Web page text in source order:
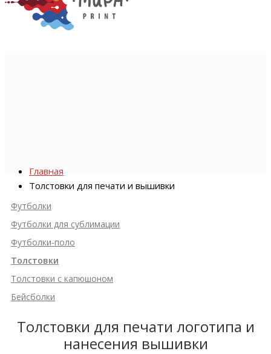
Главная
Толстовки для печати и вышивки
Футболки
Футболки для сублимации
Футболки-поло
Толстовки
Толстовки с капюшоном
Бейсболки
Толстовки для печати логотипа и
нанесения вышивки